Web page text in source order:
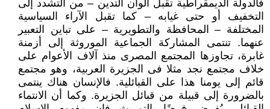
فالدولة الديمقراطية تقبل ألوان التدين – من التشدد إلى
التخفيف أو حتى غيابه – كما تقبل الآراء السياسية
المختلفة – المحافظة والتطويرية – على تباين التعبير
عنهما. تنتمى المشاركة الجماعية الموروثة إلى أزمنة
غابرة، تجاوزها المجتمع المصرى منذ آلاف الأعوام على
خلاف مجتمع نجد مثلا فى الجزيرة العربية، وهو مجتمع
قائم إلى يومنا هذا على القبائلية. فالإنسان هناك ينتمى
بالضرورة إلى قبيلة من قبائل الجزيرة. وكما أن الانتماء